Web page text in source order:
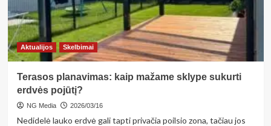
Aktualijos Skelbimai
Terasos planavimas: kaip mažame sklype sukurti
erdvės pojūtį?
NG Media 2026/03/16
Nedidelė lauko erdvė gali tapti privačia poilsio zona, tačiau jos